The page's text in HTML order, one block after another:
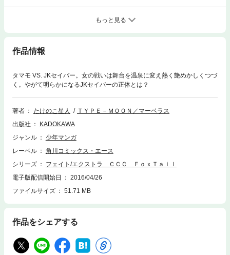
もっと見る
作品情報
タマモ VS. JKセイバー。女の戦いは舞台を温泉に変え熱く艶めかしくつづ
く。やがて明らかになるJKセイバーの正体とは？
著者 たけのこ星人
ＴＹＰＥ－ＭＯＯＮ／マーベラス
出版社
KADOKAWA
ジャンル
少年マンガ
レーベル
角川コミックス・エース
シリーズ
フェイト/エクストラ ＣＣＣ ＦｏｘＴａｉｌ
電子版配信開始日
2016/04/26
ファイルサイズ
51.71 MB
作品をシェアする